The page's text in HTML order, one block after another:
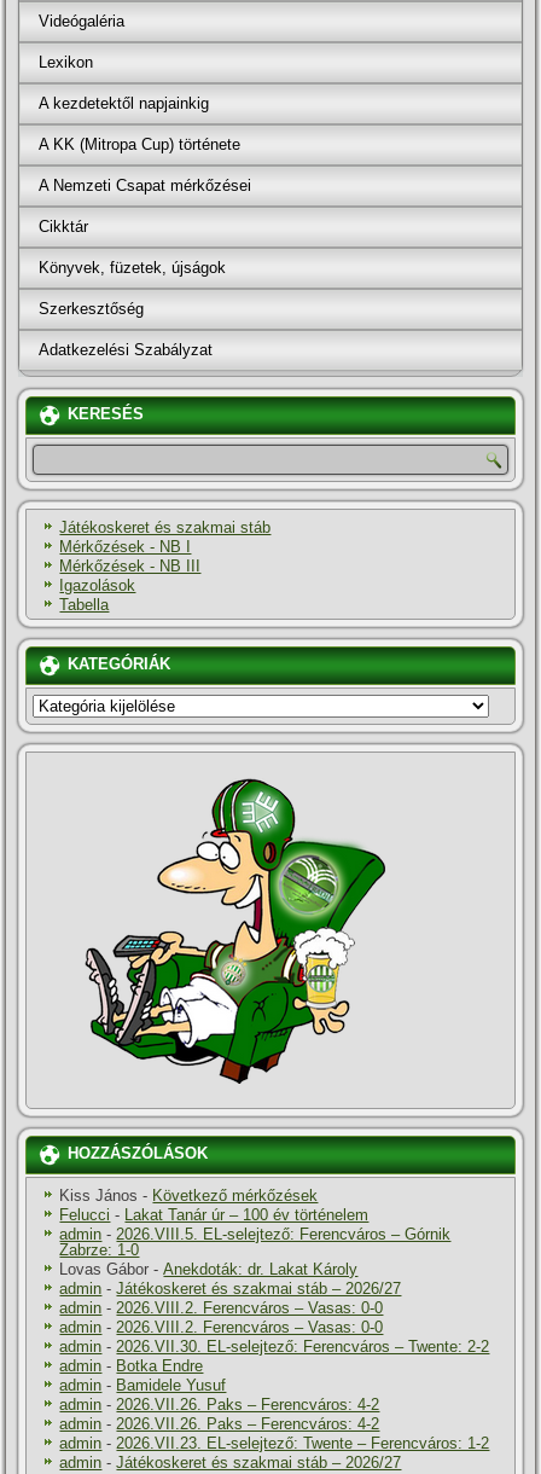
Videógaléria
Lexikon
A kezdetektől napjainkig
A KK (Mitropa Cup) története
A Nemzeti Csapat mérkőzései
Cikktár
Könyvek, füzetek, újságok
Szerkesztőség
Adatkezelési Szabályzat
KERESÉS
Játékoskeret és szakmai stáb
Mérkőzések - NB I
Mérkőzések - NB III
Igazolások
Tabella
KATEGÓRIÁK
KATEGÓRIÁK
HOZZÁSZÓLÁSOK
Kiss János - Következő mérkőzések
Felucci - Lakat Tanár úr – 100 év történelem
admin -2026.VIII.5. EL-selejtező: Ferencváros – Górnik
Zabrze: 1-0
Lovas Gábor -Anekdoták: dr. Lakat Károly
admin -Játékoskeret és szakmai stáb – 2026/27
admin -2026.VIII.2. Ferencváros – Vasas: 0-0
admin -2026.VIII.2. Ferencváros – Vasas: 0-0
admin -2026.VII.30. EL-selejtező: Ferencváros – Twente: 2-2
admin - Botka Endre
admin - Bamidele Yusuf
admin -2026.VII.26. Paks – Ferencváros: 4-2
admin -2026.VII.26. Paks – Ferencváros: 4-2
admin -2026.VII.23. EL-selejtező: Twente – Ferencváros: 1-2
admin -Játékoskeret és szakmai stáb – 2026/27